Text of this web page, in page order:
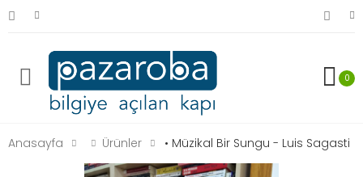
0
Anasayfa Ürünler • Müzikal Bir Sungu - Luis Sagasti